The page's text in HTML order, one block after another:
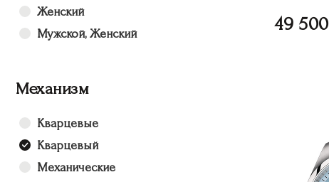
Женский
Мужской, Женский
Механизм
Кварцевые
Кварцевый
Механические
49 500